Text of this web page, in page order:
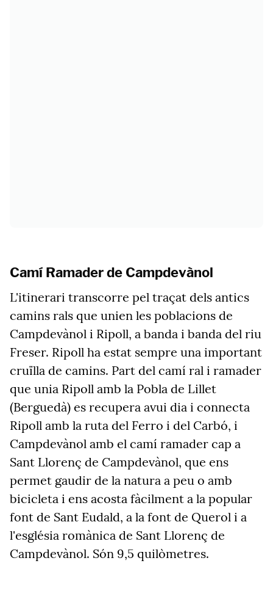
Camí Ramader de Campdevànol
L'itinerari transcorre pel traçat dels antics
camins rals que unien les poblacions de
Campdevànol i Ripoll, a banda i banda del riu
Freser. Ripoll ha estat sempre una important
cruïlla de camins. Part del camí ral i ramader
que unia Ripoll amb la Pobla de Lillet
(Berguedà) es recupera avui dia i connecta
Ripoll amb la ruta del Ferro i del Carbó, i
Campdevànol amb el camí ramader cap a
Sant Llorenç de Campdevànol, que ens
permet gaudir de la natura a peu o amb
bicicleta i ens acosta fàcilment a la popular
font de Sant Eudald, a la font de Querol i a
l'església romànica de Sant Llorenç de
Campdevànol. Són 9,5 quilòmetres.